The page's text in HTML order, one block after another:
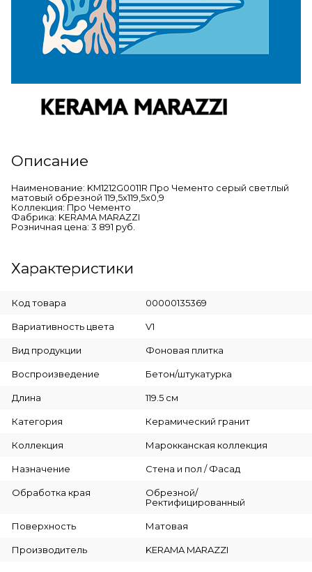
Описание
Наименование: KM1212G0011R Про Чементо серый светлый
матовый обрезной 119,5x119,5x0,9
Коллекция: Про Чементо
Фабрика: KERAMA MARAZZI
Розничная цена: 3 891 руб.
Характеристики
Код товара 00000135369
Вариативность цвета V1
Вид продукции Фоновая плитка
Воспроизведение Бетон/штукатурка
Длина 119.5 см
Категория Керамический гранит
Коллекция Марокканская коллекция
Назначение Стена и пол / Фасад
Обработка края
Обрезной/
Ректифицированный
Поверхность Матовая
Производитель KERAMA MARAZZI